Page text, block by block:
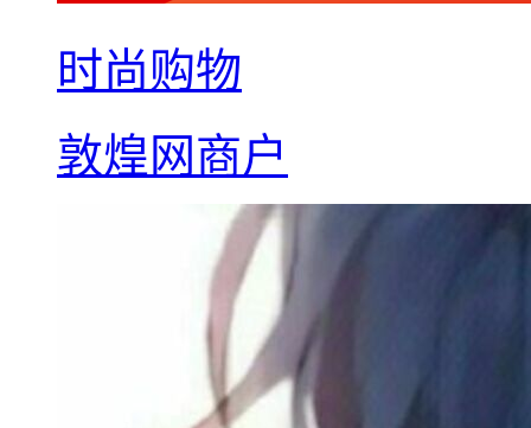
时尚购物
敦煌网商户